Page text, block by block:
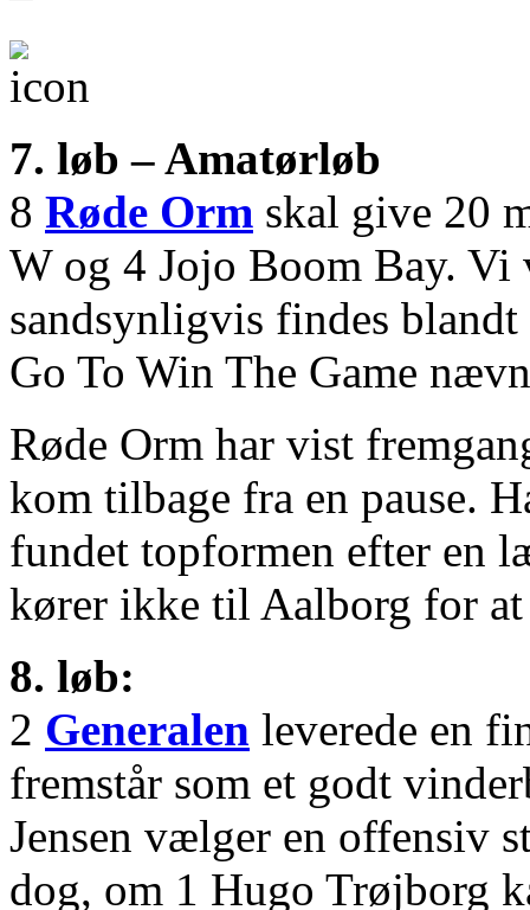
7. løb – Amatørløb
8 Røde Orm skal give 20
W og 4 Jojo Boom Bay. Vi
sandsynligvis findes
Go To Win The Game
Røde Orm har vist
kom tilbage fra en pause.
fundet topformen efter en
kører ikke til Aalborg for
8. løb:
2 Generalen leverede en
fremstår som et godt
Jensen vælger en offensiv
dog, om 1 Hugo Trøjborg